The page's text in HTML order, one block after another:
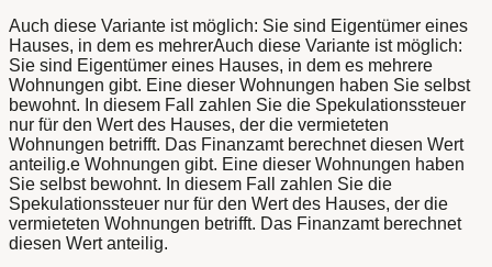
Auch diese Variante ist möglich: Sie sind Eigentümer eines
Hauses, in dem es mehrerAuch diese Variante ist möglich:
Sie sind Eigentümer eines Hauses, in dem es mehrere
Wohnungen gibt. Eine dieser Wohnungen haben Sie selbst
bewohnt. In diesem Fall zahlen Sie die Spekulationssteuer
nur für den Wert des Hauses, der die vermieteten
Wohnungen betrifft. Das Finanzamt berechnet diesen Wert
anteilig.e Wohnungen gibt. Eine dieser Wohnungen haben
Sie selbst bewohnt. In diesem Fall zahlen Sie die
Spekulationssteuer nur für den Wert des Hauses, der die
vermieteten Wohnungen betrifft. Das Finanzamt berechnet
diesen Wert anteilig.